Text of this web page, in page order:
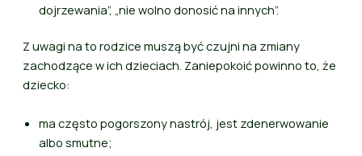
dojrzewania”, „nie wolno donosić na innych”.
Z uwagi na to rodzice muszą być czujni na zmiany
zachodzące w ich dzieciach. Zaniepokoić powinno to, że
dziecko:
ma często pogorszony nastrój, jest zdenerwowanie
albo smutne;